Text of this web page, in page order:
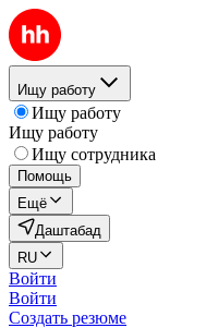
Ищу работу
Ищу работу
Ищу работу
Ищу сотрудника
Помощь
Ещё
Даштабад
RU
Войти
Войти
Создать резюме